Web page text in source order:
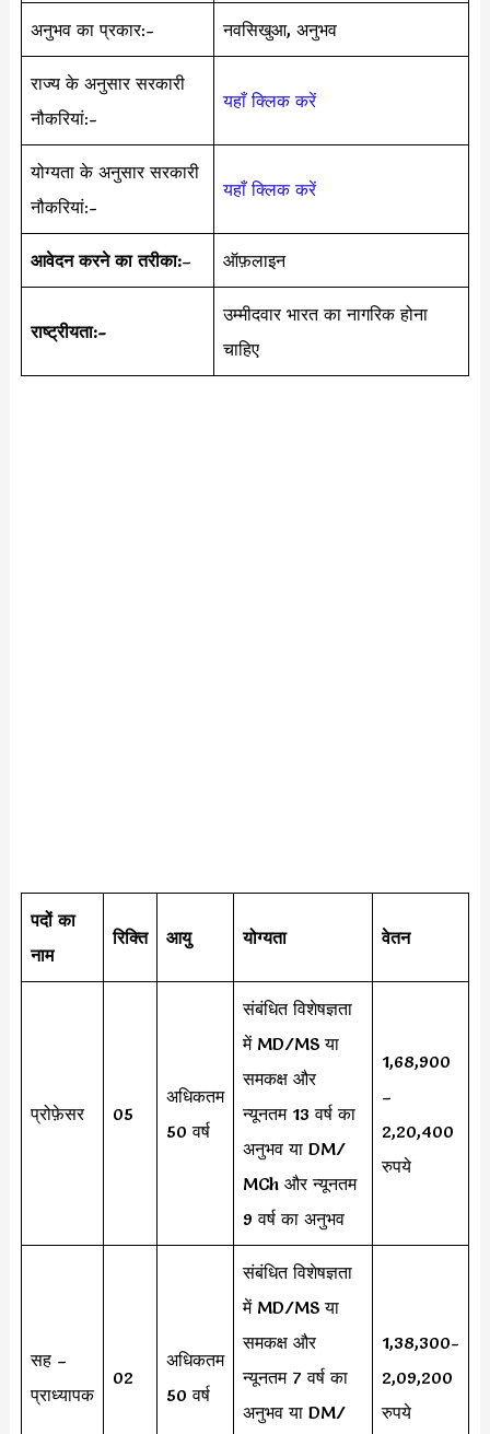
अनुभव का प्रकार:- नवसिखुआ, अनुभव
राज्य के अनुसार सरकारी
नौकरियां:-
यहाँ क्लिक करें
योग्यता के अनुसार सरकारी
नौकरियां:-
यहाँ क्लिक करें
आवेदन करने का तरीका:– ऑफ़लाइन
राष्ट्रीयता:-
उम्मीदवार भारत का नागरिक होना
चाहिए
पदों का
नाम
रिक्ति आयु योग्यता वेतन
प्रोफ़ेसर 05
अधिकतम
50 वर्ष
संबंधित विशेषज्ञता
में MD/MS या
समकक्ष और
न्यूनतम 13 वर्ष का
अनुभव या DM/
MCh और न्यूनतम
9 वर्ष का अनुभव
1,68,900
–
2,20,400
रुपये
सह –
प्राध्यापक
02
अधिकतम
50 वर्ष
संबंधित विशेषज्ञता
में MD/MS या
समकक्ष और
न्यूनतम 7 वर्ष का
अनुभव या DM/
1,38,300-
2,09,200
रुपये